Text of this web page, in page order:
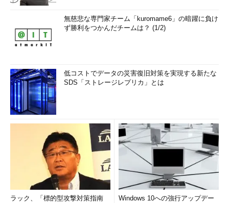
無慈悲な専門家チーム「kuromame6」の暗躍に負け
ず勝利をつかんだチームは？ (1/2)
低コストでデータの災害復旧対策を実現する新たな
SDS「ストレージレプリカ」とは
ラック、「標的型攻撃対策指南
Windows 10への強行アップデー